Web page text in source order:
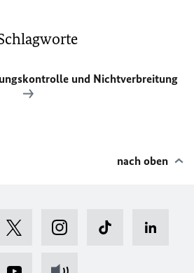
und Nichtverbreitung
nach oben